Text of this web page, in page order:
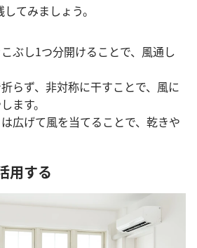
てみましょう。
ぶし1つ分開けることで、風通し
らず、非対称に干すことで、風に
ます。
広げて風を当てることで、乾きや
用する